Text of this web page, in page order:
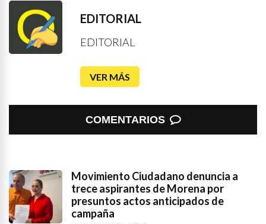
EDITORIAL
EDITORIAL
VER MÁS
COMENTARIOS
Movimiento Ciudadano denuncia a
trece aspirantes de Morena por
presuntos actos anticipados de
campaña